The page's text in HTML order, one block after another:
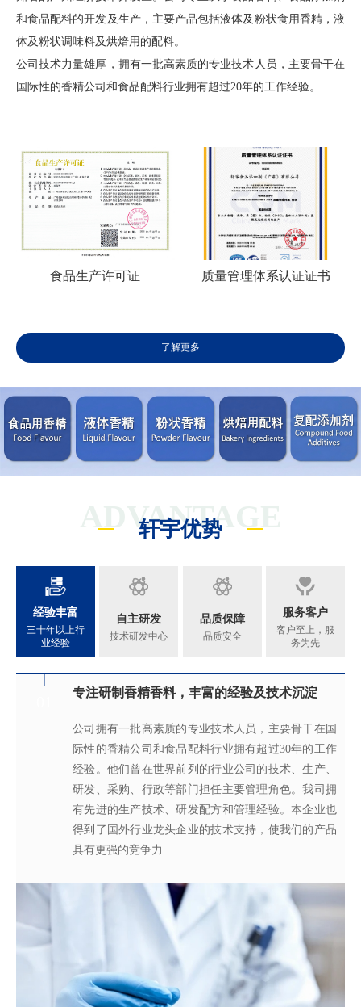
和食品配料的开发及生产，主要产品包括液体及粉状食用香精，液
体及粉状调味料及烘焙用的配料。
公司技术力量雄厚，拥有一批高素质的专业技术人员，主要骨干在
国际性的香精公司和食品配料行业拥有超过20年的工作经验。
食品生产许可证 质量管理体系认证证书
了解更多
ADVANTAGE
轩宇优势
经验丰富
三十年以上行
业经验
自主研发
技术研发中心
品质保障
品质安全
服务客户
客户至上，服
务为先
专注研制香精香料，丰富的经验及技术沉淀
公司拥有一批高素质的专业技术人员，主要骨干在国
际性的香精公司和食品配料行业拥有超过30年的工作
经验。他们曾在世界前列的行业公司的技术、生产、
研发、采购、行政等部门担任主要管理角色。我司拥
有先进的生产技术、研发配方和管理经验。本企业也
得到了国外行业龙头企业的技术支持，使我们的产品
具有更强的竞争力
满足客户不同的调香需求
拥有独立的香精香料技术研发实验室和生产车间，可
为客户提供适合、满意，高性价比的高品质香精。
完善的质量管理体系
从2005年起，公司就建立了国际认可的ISO9001：
2015质量管理体系及ISO22000：2018 食品安全管理体
系，为所有产品质量稳定性及食用安全性保驾护航。
真心酿香味 芬芳传五洲
轩宇的应用及技术服务中心，汇聚了多位优秀的技术
工程师从事香精香料在各类产品中的开发应用，能高
效地针对客户需求打造不同产品，满 足客户对提高其
产品质量以及缩短交货期的需求。